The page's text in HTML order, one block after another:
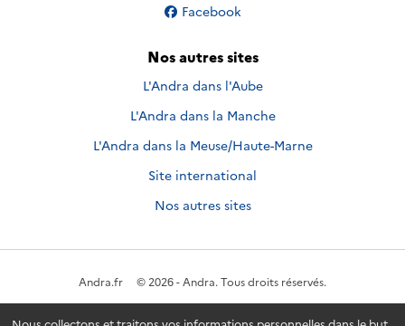
Nous suivre sur
Facebook
Nos autres sites
L'Andra dans l'Aube
L'Andra dans la Manche
L'Andra dans la Meuse/Haute-Marne
Site international
Nos autres sites
Andra.fr © 2026 - Andra. Tous droits réservés.